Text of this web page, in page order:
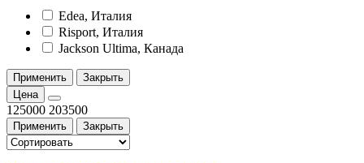
Edea, Италия
Risport, Италия
Jackson Ultima, Канада
Применить
Закрыть
Цена
125000 203500
Применить Закрыть